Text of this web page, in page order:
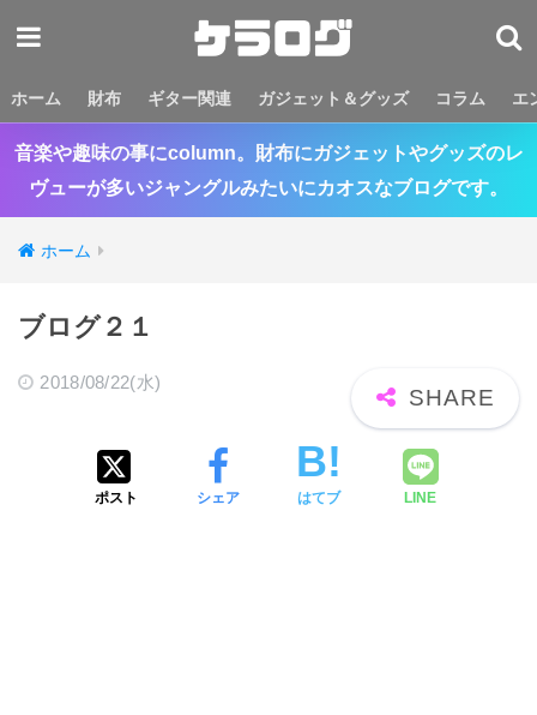
ホーム 財布 ギター関連 ガジェット＆グッズ コラム エ
音楽や趣味の事にcolumn。財布にガジェットやグッズのレ
ヴューが多いジャングルみたいにカオスなブログです。
ホーム
ブログ２１
2018/08/22(水)
ポスト シェア はてブ LINE